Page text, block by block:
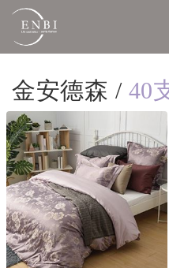
金安德森 / 40